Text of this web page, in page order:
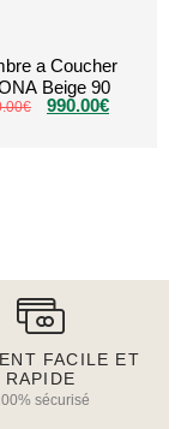
a Coucher
Beige 90
€ 990.00€
FACILE ET
RAPIDE
sécurisé